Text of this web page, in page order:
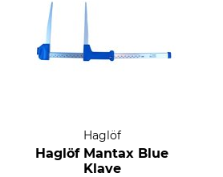
Haglöf
Haglöf Mantax Blue
Klave